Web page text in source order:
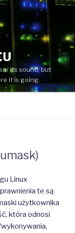
its sound, but
it is going.
Linux
te są
użytkownika
która odnosi